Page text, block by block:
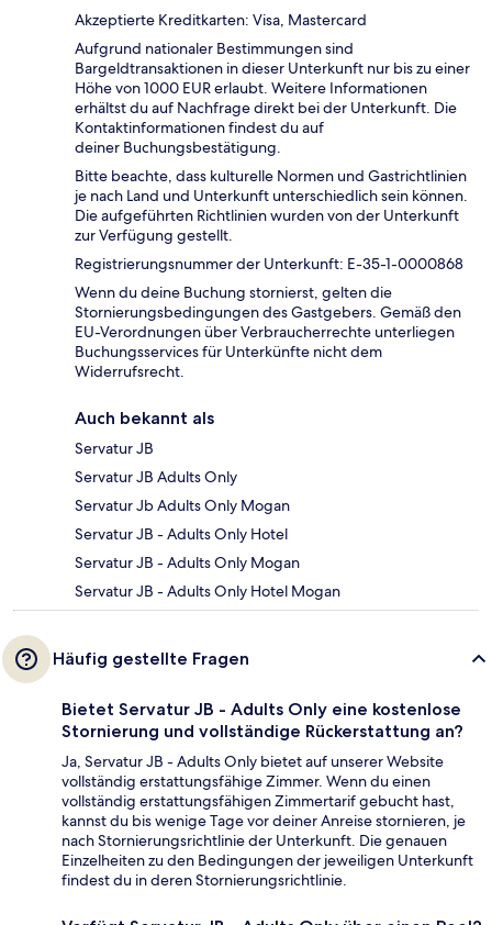
Akzeptierte Kreditkarten: Visa, Mastercard
Aufgrund nationaler Bestimmungen sind
Bargeldtransaktionen in dieser Unterkunft nur bis zu einer
Höhe von 1000 EUR erlaubt. Weitere Informationen
erhältst du auf Nachfrage direkt bei der Unterkunft. Die
Kontaktinformationen findest du auf
deiner Buchungsbestätigung.
Bitte beachte, dass kulturelle Normen und Gastrichtlinien
je nach Land und Unterkunft unterschiedlich sein können.
Die aufgeführten Richtlinien wurden von der Unterkunft
zur Verfügung gestellt.
Registrierungsnummer der Unterkunft: E-35-1-0000868
Wenn du deine Buchung stornierst, gelten die
Stornierungsbedingungen des Gastgebers. Gemäß den
EU-Verordnungen über Verbraucherrechte unterliegen
Buchungsservices für Unterkünfte nicht dem
Widerrufsrecht.
Auch bekannt als
Servatur JB
Servatur JB Adults Only
Servatur Jb Adults Only Mogan
Servatur JB - Adults Only Hotel
Servatur JB - Adults Only Mogan
Servatur JB - Adults Only Hotel Mogan
Häufig gestellte Fragen
Bietet Servatur JB - Adults Only eine kostenlose
Stornierung und vollständige Rückerstattung an?
Ja, Servatur JB - Adults Only bietet auf unserer Website
vollständig erstattungsfähige Zimmer. Wenn du einen
vollständig erstattungsfähigen Zimmertarif gebucht hast,
kannst du bis wenige Tage vor deiner Anreise stornieren, je
nach Stornierungsrichtlinie der Unterkunft. Die genauen
Einzelheiten zu den Bedingungen der jeweiligen Unterkunft
findest du in deren Stornierungsrichtlinie.